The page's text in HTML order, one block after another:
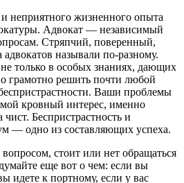
неприятного жизненного опыта
Адвокат — независимый
Стряпчий, поверенный,
адвокатов называли по-разному.
только в особых знаниях, дающих
грамотно решить почти любой
Ваши проблемы
кровный интерес, именно
Беспристрастность и
— одно из составляющих успеха.
стоит или нет обращаться
еще вот о чем: если вы
идете к портному, если у вас